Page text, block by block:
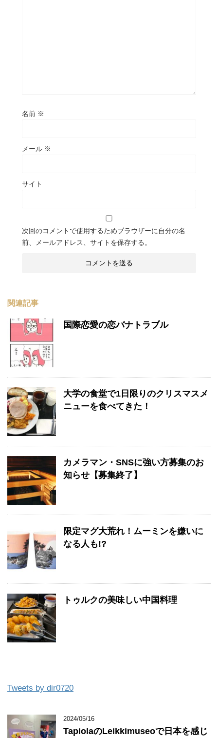
名前 ※
メール ※
サイト
次回のコメントで使用するためブラウザーに自分の名
前、メールアドレス、サイトを保存する。
関連記事
国際恋愛の恋バナトラブル
大学の食堂で1日限りのクリスマスメ
ニューを食べてきた！
カメラマン・SNSに強い方募集のお
知らせ【募集終了】
限定マグ大荒れ！ムーミンを嫌いに
なる人も!?
トゥルクの美味しい中国料理
Tweets by dir0720
2024/05/16
TapiolaのLeikkimuseoで日本を感じ